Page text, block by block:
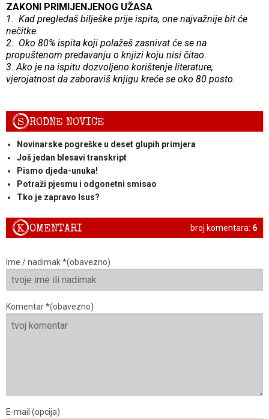
ZAKONI PRIMIJENJENOG UŽASA
1. Kad pregledaš bilješke prije ispita, one najvažnije bit će
nečitke.
2. Oko 80% ispita koji polažeš zasnivat će se na
propuštenom predavanju o knjizi koju nisi čitao.
3. Ako je na ispitu dozvoljeno korištenje literature,
vjerojatnost da zaboraviš knjigu kreće se oko 80 posto.
SRODNE NOVICE
Novinarske pogreške u deset glupih primjera
Još jedan blesavi transkript
Pismo djeda-unuka!
Potraži pjesmu i odgonetni smisao
Tko je zapravo Isus?
broj komentara: 6
KOMENTARI
Ime / nadimak *(obavezno)
Komentar *(obavezno)
E-mail (opcija)